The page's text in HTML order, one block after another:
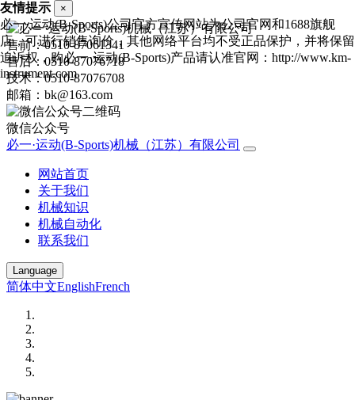
售前：0510-87061341
售后：0510-87076718
技术：0510-87076708
邮箱：bk@163.com
微信公众号
必一·运动(B-Sports)机械（江苏）有限公司
网站首页
关于我们
机械知识
机械自动化
联系我们
Language
简体中文EnglishFrench
友情提示 ×
必一·运动(B-Sports)公司官方宣传网站为公司官网和1688旗舰
店，可进行销售询价，其他网络平台均不受正品保护，并将保留
追诉权，购必一·运动(B-Sports)产品请认准官网：http://www.km-
instrument.com